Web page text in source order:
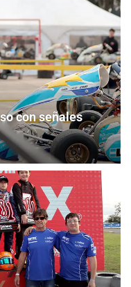
con señales